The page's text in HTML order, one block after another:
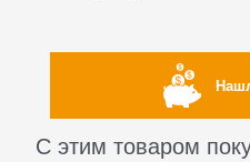
С этим товаром